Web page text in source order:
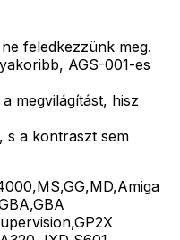
feledkezzünk meg.
AGS-001-es
megvilágítást, hisz
s a kontraszt sem